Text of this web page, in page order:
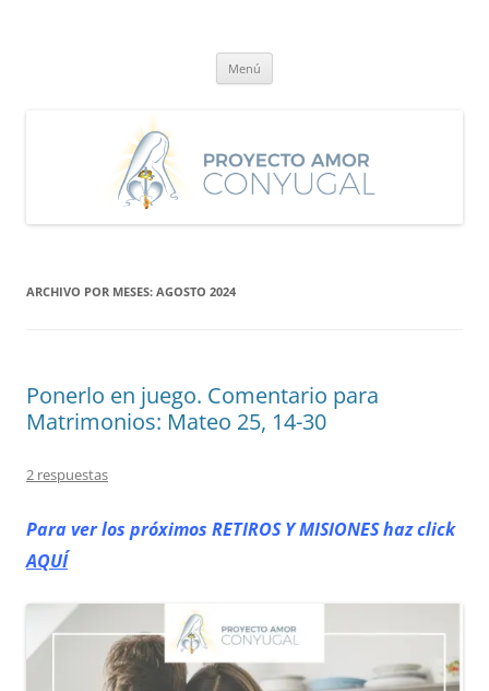
Menú
ARCHIVO POR MESES: AGOSTO 2024
Ponerlo en juego. Comentario para
Matrimonios: Mateo 25, 14-30
2 respuestas
Para ver los próximos RETIROSY MISIONES haz click
AQUÍ